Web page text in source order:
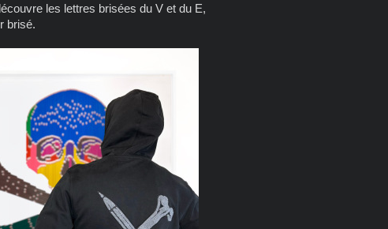
les lettres brisées du V et du E,
brisé.